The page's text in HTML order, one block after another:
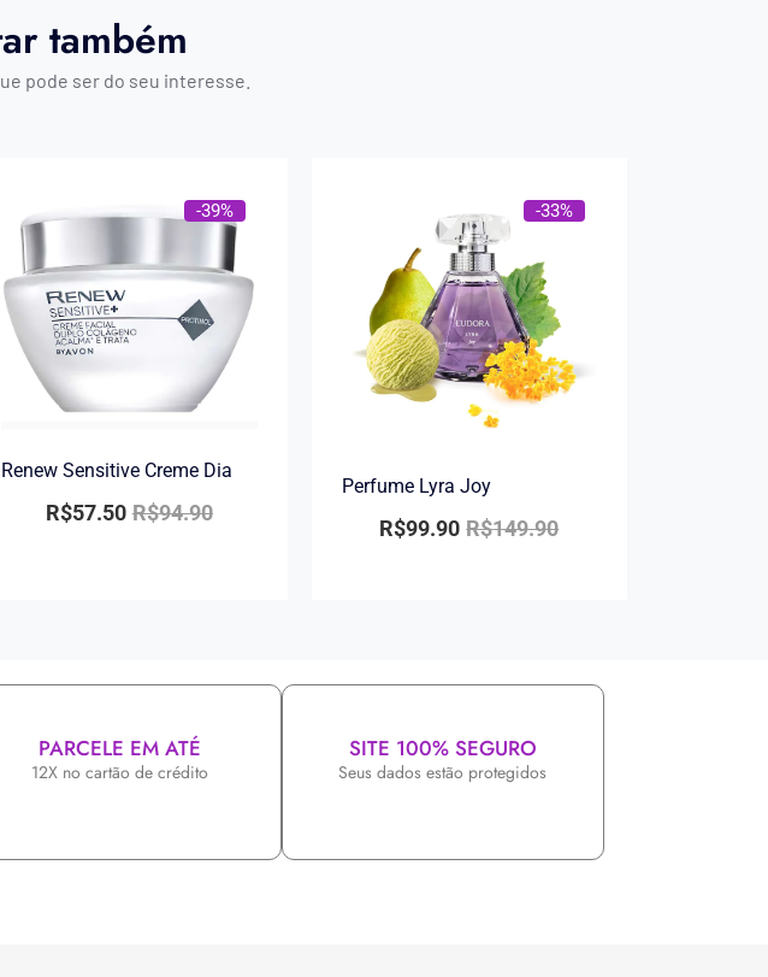
também
pode ser do seu interesse.
-39%
Renew Sensitive Creme Dia
R$94.90
R$57.50
-33%
Perfume Lyra Joy
R$149.90
R$99.90
PARCELE EM ATÉ
12X no cartão de crédito
SITE 100% SEGURO
Seus dados estão protegidos